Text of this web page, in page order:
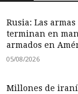
Rusia: Las
terminan en
armados en
05/08/2026
Millones de